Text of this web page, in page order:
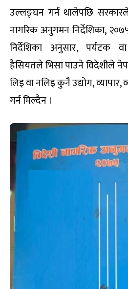
उल्लङ्घन गर्न थालेपछि
नागरिक अनुगमन निर्देशिका,
निर्देशिका अनुसार, पर्यटक
हैसियतले भिसा पाउने विदेशीले
लिइ वा नलिइ कुनै उद्योग,
गर्न मिल्दैन ।